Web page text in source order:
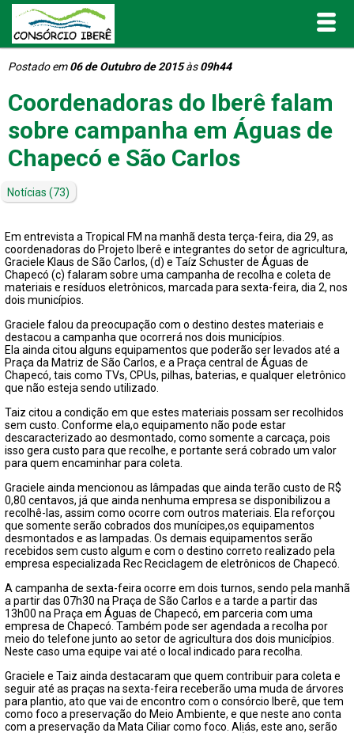
Inicial
O Consórcio Iberê
Projetos
Portal de Transparência
Publicações
Informativos e Relatórios
Notícias
Contato
FECHAR PEDIDO
Postado em06 de Outubro de 2015às09h44
Coordenadoras do Iberê falam
sobre campanha em Águas de
Chapecó e São Carlos
Notícias (73)
Em entrevista a Tropical FM na manhã desta terça-feira, dia 29, as
coordenadoras do Projeto Iberê e integrantes do setor de agricultura,
Graciele Klaus de São Carlos, (d) e Taíz Schuster de Águas de
Chapecó (c) falaram sobre uma campanha de recolha e coleta de
materiais e resíduos eletrônicos, marcada para sexta-feira, dia 2, nos
dois municípios.
Graciele falou da preocupação com o destino destes materiais e
destacou a campanha que ocorrerá nos dois municípios.
Ela ainda citou alguns equipamentos que poderão ser levados até a
Praça da Matriz de São Carlos, e a Praça central de Águas de
Chapecó, tais como TVs, CPUs, pilhas, baterias, e qualquer eletrônico
que não esteja sendo utilizado.
Taiz citou a condição em que estes materiais possam ser recolhidos
sem custo. Conforme ela,o equipamento não pode estar
descaracterizado ao desmontado, como somente a carcaça, pois
isso gera custo para que recolhe, e portante será cobrado um valor
para quem encaminhar para coleta.
Graciele ainda mencionou as lâmpadas que ainda terão custo de R$
0,80 centavos, já que ainda nenhuma empresa se disponibilizou a
recolhê-las, assim como ocorre com outros materiais. Ela reforçou
que somente serão cobrados dos munícipes,os equipamentos
desmontados e as lampadas. Os demais equipamentos serão
recebidos sem custo algum e com o destino correto realizado pela
empresa especializada Rec Reciclagem de eletrônicos de Chapecó.
A campanha de sexta-feira ocorre em dois turnos, sendo pela manhã
a partir das 07h30 na Praça de São Carlos e a tarde a partir das
13h00 na Praça em Águas de Chapecó, em parceria com uma
empresa de Chapecó. Também pode ser agendada a recolha por
meio do telefone junto ao setor de agricultura dos dois municípios.
Neste caso uma equipe vai até o local indicado para recolha.
Graciele e Taiz ainda destacaram que quem contribuir para coleta e
seguir até as praças na sexta-feira receberão uma muda de árvores
para plantio, ato que vai de encontro com o consórcio Iberê, que tem
como foco a preservação do Meio Ambiente, e que neste ano conta
com a preservação da Mata Ciliar como foco. Aliás, este ano, serão